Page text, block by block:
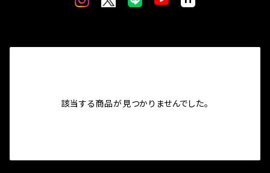
該当する商品が見つかりませんでした。